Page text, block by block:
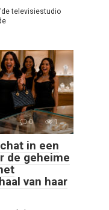
televisiestudio
0 1
in een
de geheime
van haar